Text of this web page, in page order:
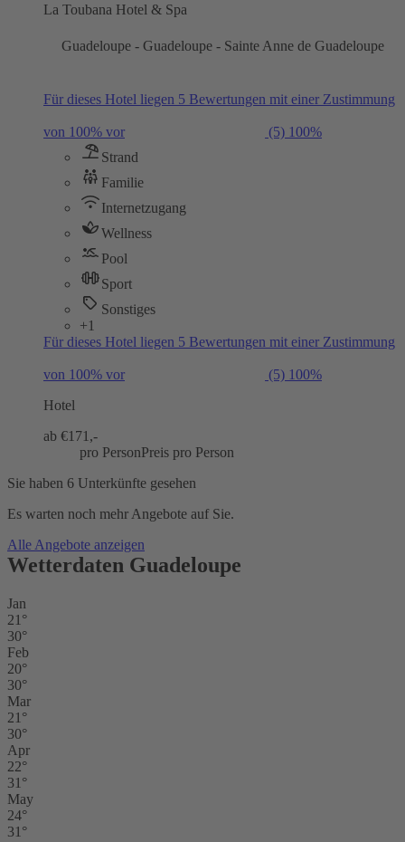
La Toubana Hotel & Spa
Guadeloupe - Guadeloupe - Sainte Anne de Guadeloupe
Für dieses Hotel liegen 5 Bewertungen mit einer Zustimmung
von 100% vor (5) 100%
Strand
Familie
Internetzugang
Wellness
Pool
Sport
Sonstiges
+1
Für dieses Hotel liegen 5 Bewertungen mit einer Zustimmung
von 100% vor (5) 100%
Hotel
ab €171,-
pro PersonPreis pro Person
Sie haben 6 Unterkünfte gesehen
Es warten noch mehr Angebote auf Sie.
Alle Angebote anzeigen
Wetterdaten Guadeloupe
Jan
21°
30°
Feb
20°
30°
Mar
21°
30°
Apr
22°
31°
May
24°
31°